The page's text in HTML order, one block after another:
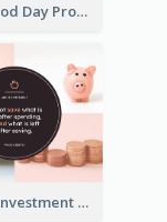
World Food Day Promote Facebook Post
Finance Investment Quote Facebook Post